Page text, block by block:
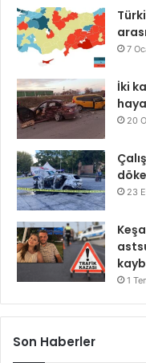
7
İki
20
23
1
Son Haberler